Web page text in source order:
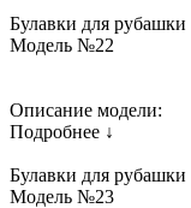
Булавки для рубашки
Модель №22
Описание модели:
Подробнее ↓
Булавки для рубашки
Модель №23